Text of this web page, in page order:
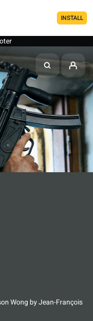
INSTALL
Wong byJean-François